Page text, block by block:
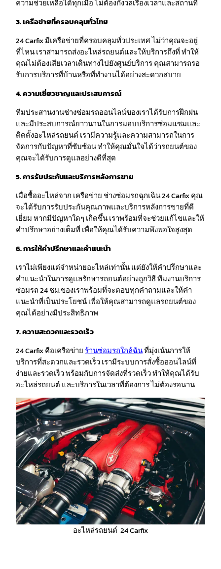
ความช่วยเหลือได้ทุกเมื่อ ไม่ต้องกังวลเรื่องเวลาและสถานที่
3. เครือข่ายที่ครอบคลุมทั่วไทย
24 Carfix มีเครือข่ายที่ครอบคลุมทั่วประเทศ ไม่ว่าคุณจะอยู่
ที่ไหน เราสามารถส่งอะไหล่รถยนต์และให้บริการถึงที่ ทำให้
คุณไม่ต้องเสียเวลาเดินทางไปยังศูนย์บริการ คุณสามารถรอ
รับการบริการที่บ้านหรือที่ทำงานได้อย่างสะดวกสบาย
4. ความเชี่ยวชาญและประสบการณ์
ทีมประสานงานช่างซ่อมรถออนไลน์ของเราได้รับการฝึกฝน
และมีประสบการณ์ยาวนานในการมอบบริการซ่อมแซมและ
ติดตั้งอะไหล่รถยนต์ เรามีความรู้และความสามารถในการ
จัดการกับปัญหาที่ซับซ้อน ทำให้คุณมั่นใจได้ว่ารถยนต์ของ
คุณจะได้รับการดูแลอย่างดีที่สุด
5. การรับประกันและบริการหลังการขาย
เมื่อซื้ออะไหล่จาก เครือข่าย ช่างซ่อมรถฉุกเฉิน 24 Carfix คุณ
จะได้รับการรับประกันคุณภาพและบริการหลังการขายที่ดี
เยี่ยม หากมีปัญหาใดๆ เกิดขึ้น เราพร้อมที่จะช่วยแก้ไขและให้
คำปรึกษาอย่างเต็มที่ เพื่อให้คุณได้รับความพึงพอใจสูงสุด
6. การให้คำปรึกษาและคำแนะนำ
เราไม่เพียงแต่จำหน่ายอะไหล่เท่านั้น แต่ยังให้คำปรึกษาและ
คำแนะนำในการดูแลรักษารถยนต์อย่างถูกวิธี ทีมงานบริการ
ซ่อมรถ 24 ชม.ของเราพร้อมที่จะตอบทุกคำถามและให้คำ
แนะนำที่เป็นประโยชน์ เพื่อให้คุณสามารถดูแลรถยนต์ของ
คุณได้อย่างมีประสิทธิภาพ
7. ความสะดวกและรวดเร็ว
24 Carfix คือเครือข่าย ร้านซ่อมรถใกล้ฉันที่มุ่งเน้นการให้
บริการที่สะดวกและรวดเร็ว เรามีระบบการสั่งซื้อออนไลน์ที่
ง่ายและรวดเร็ว พร้อมกับการจัดส่งที่รวดเร็ว ทำให้คุณได้รับ
อะไหล่รถยนต์ และบริการในเวลาที่ต้องการ ไม่ต้องรอนาน
อะไหล่รถยนต์ 24 Carfix